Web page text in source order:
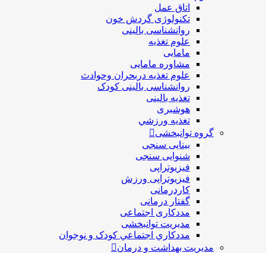
اتاق عمل
تکنولوژی گردش خون
روانشناسی بالینی
علوم تغذیه
مامایی
مشاوره مامایی
علوم تغذیه دربحران وحوادث
روانشناسی بالینی کودک
تغذیه بالینی
هوشبری
تغذيه ورزشي
گروه توانبخشی
بینایی سنجی
شنوایی سنجی
فیزیوتراپی
فیزیوتراپی ورزش
کاردرمانی
گفتار درمانی
مددکاری اجتماعی
مديريت توانبخشی
مددکاري اجتماعي کودک و نوجوان
مدیریت بهداشت و درمان